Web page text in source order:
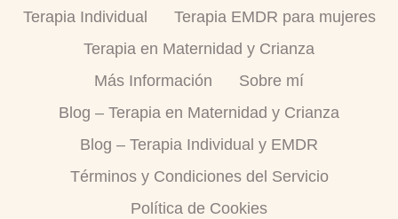
Terapia Individual
Terapia EMDR para mujeres
Terapia en Maternidad y Crianza
Más Información
Sobre mí
Blog – Terapia en Maternidad y Crianza
Blog – Terapia Individual y EMDR
Términos y Condiciones del Servicio
Política de Cookies